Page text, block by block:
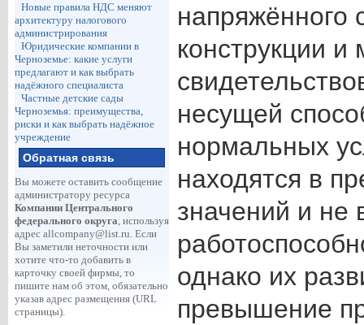
Новые правила НДС меняют
архитектуру налогового
администрирования
Юридические компании в
Черноземье: какие услуги
предлагают и как выбрать
надёжного специалиста
Частные детские сады
Черноземья: преимущества,
риски и как выбрать надёжное
учреждение
Обратная связь
Вы можете оставить сообщение
администратору ресурса
Компании Центрального
федерального округа, используя
адрес allcompany@list.ru. Если
Вы заметили неточности или
хотите что-то добавить в
карточку своей фирмы, то
пишите нам об этом, обязательно
указав адрес размещения (URL
страницы).
напряжённого
конструкции и
несущей
нормальных
находятся в
значений и не
однако их
превышение